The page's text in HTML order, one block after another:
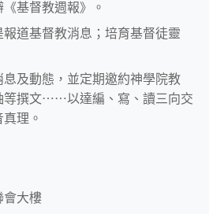
基督教週報》。
報道基督教消息；培育基督徒靈
及動態，並定期邀約神學院教
等撰文⋯⋯以達編、寫、讀三向交
理。
大樓